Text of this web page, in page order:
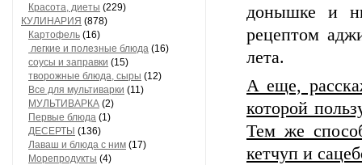
Красота, диеты (229)
КУЛИНАРИЯ (878)
Картофель (16)
легкие и полезные блюда (16)
соусы и заправки (15)
творожные блюда, сыры (12)
Все для мультиварки (11)
МУЛЬТИВАРКА (2)
Первые блюда (1)
ДЕСЕРТЫ (136)
Лаваш и блюда с ним (17)
Морепродукты (4)
донышке и
рецептом
лета.
А еще,
которой
Тем же
кетчуп и